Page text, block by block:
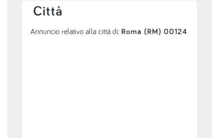
Città
Annuncio relativo alla città di: Roma (RM) 00124